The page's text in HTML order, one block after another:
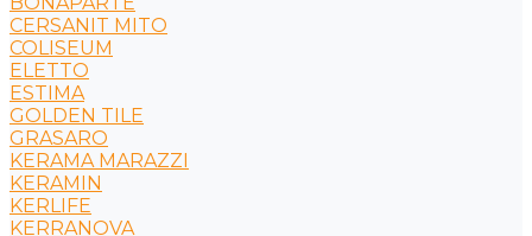
CERSANIT MITO
COLISEUM
ELETTO
ESTIMA
GOLDEN TILE
GRASARO
KERAMA MARAZZI
KERAMIN
KERLIFE
KERRANOVA